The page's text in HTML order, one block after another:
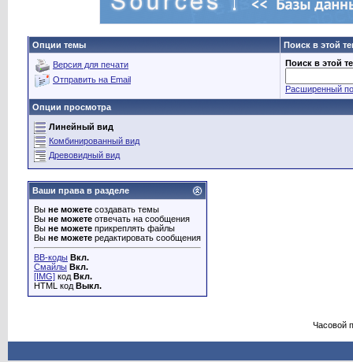
Опции темы Поиск в этой
Версия для печати
Отправить на Email
Поиск в этой
Расширенный
Опции просмотра
Линейный вид
Комбинированный вид
Древовидный вид
Ваши права в разделе
Вы не можете создавать темы
Вы не можете отвечать на сообщения
Вы не можете прикреплять файлы
Вы не можете редактировать сообщения
BB-коды Вкл.
Смайлы Вкл.
[IMG] код Вкл.
HTML код Выкл.
Часовой